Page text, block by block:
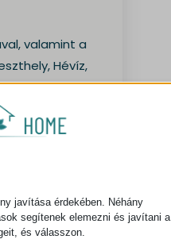
valamint a
Hévíz,
akár a
1998-ban
javítása érdekében. Néhány
segítenek elemezni és javítani a
és válasszon.